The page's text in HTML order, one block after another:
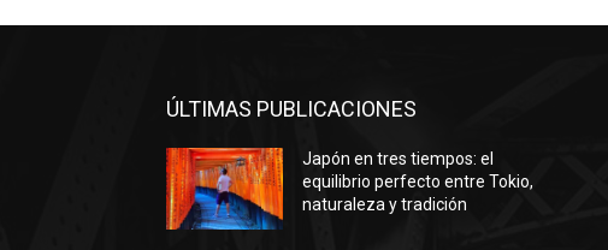
ÚLTIMAS PUBLICACIONES
Japón en tres tiempos: el
equilibrio perfecto entre Tokio,
naturaleza y tradición